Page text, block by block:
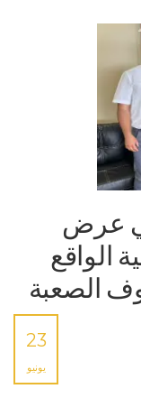
عرض
الواقع
الصعبة
23
يونيو